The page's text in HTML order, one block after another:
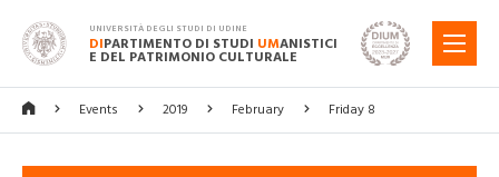
UNIVERSITÀ DEGLI STUDI DI UDINE
DIPARTIMENTO DI STUDI UMANISTICI
E DEL PATRIMONIO CULTURALE
MENU
Events 2019 February Friday 8